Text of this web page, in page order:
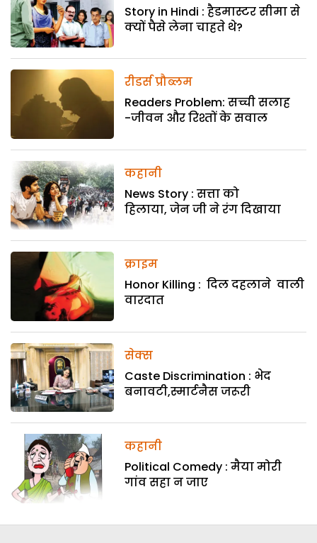
Story in Hindi : हैडमास्टर सीमा से
क्यों पैसे लेना चाहते थे?
रीडर्स प्रौब्लम
Readers Problem: सच्ची सलाह
-जीवन और रिश्तों के सवाल
कहानी
News Story : सत्ता को
हिलाया, जेन जी ने रंग दिखाया
क्राइम
Honor Killing : दिल दहलाने वाली
वारदात
सेक्स
Caste Discrimination : भेद
बनावटी,स्मार्टनैस जरूरी
कहानी
Political Comedy : मैया मोरी
गांव सहा न जाए